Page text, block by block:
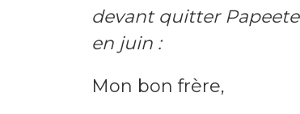
devant quitter Papeete
en juin :
Mon bon frère,